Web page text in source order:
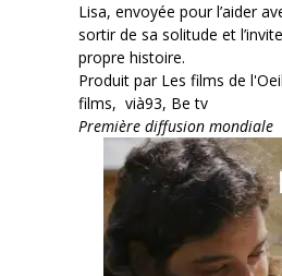
Lisa, envoyée pour l’aider
sortir de sa solitude et
propre histoire.
Produit par Les films de
films, vià93, Be tv
Première diffusion mondiale